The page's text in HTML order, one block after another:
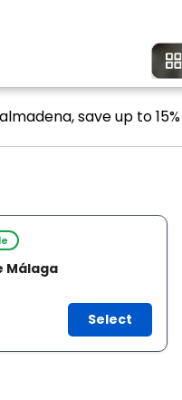
save up to
Málaga
Select